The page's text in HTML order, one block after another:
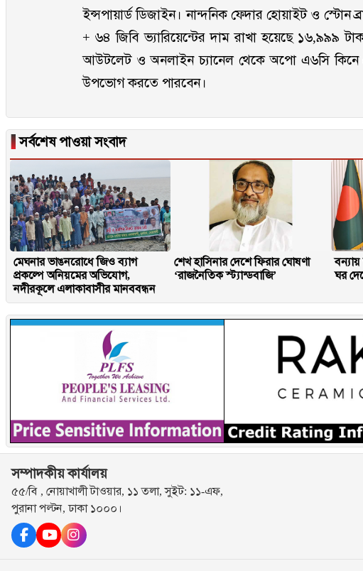
ইন্সপায়ার্ড ডিজাইন। নান্দনিক ফেদার হোয়াইট ও
+ ৬৪ জিবি ভ্যারিয়েন্টের দাম রাখা হয়েছে
আউটলেট ও অনলাইন চ্যানেল থেকে অপো এ৬সি কিনে
উপভোগ করতে পারবেন।
▐সর্বশেষ পাওয়া সংবাদ
মেঘনার ভাঙনরোধে জিও ব্যাগ
প্রকল্পে অনিয়মের অভিযোগ,
নদীরকূলে এলাকাবাসীর মানববন্ধন
শেখ হাসিনার দেশে ফিরার ঘোষণা
‘রাজনৈতিক স্ট্যান্ডবাজি’
ঘর
সম্পাদকীয় কার্যালয়
৫৫/বি , নোয়াখালী টাওয়ার, ১১ তলা, সুইট: ১১-এফ,
পুরানা পল্টন, ঢাকা ১০০০।